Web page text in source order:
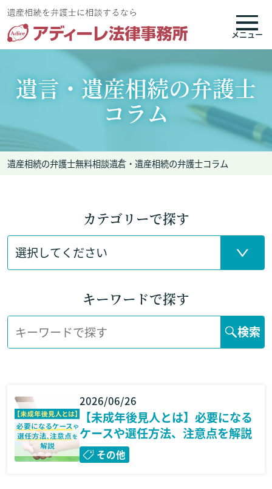
メニュー
遺言・遺産相続の弁護士
コラム
遺産相続の弁護士無料相談遺言・遺産相続の弁護士コラム
カテゴリーで探す
キーワードで探す
検索
2026/06/26
【未成年後見人とは】必要になる
ケースや選任方法、注意点を解説
その他